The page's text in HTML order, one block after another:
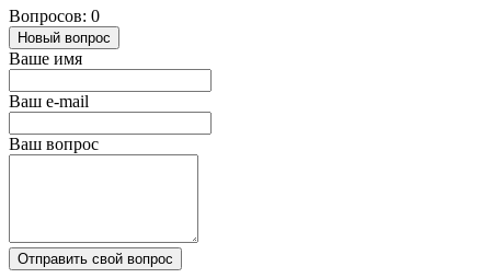
Вопросов: 0
Новый вопрос
Ваше имя
Ваш e-mail
Ваш вопрос
Отправить свой вопрос